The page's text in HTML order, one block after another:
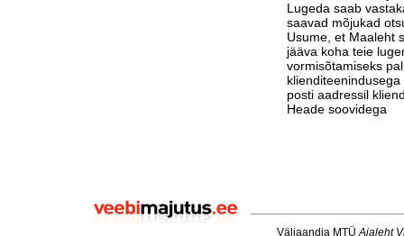
Lugeda saab
saavad mõjukad
Usume, et Maaleht
jääva koha teie
vormisõtamiseks
posti aadressil
Heade soovidega
Väljaandja MTÜAjaleht